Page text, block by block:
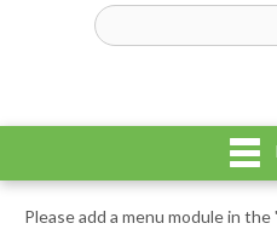
Please add a menu module in